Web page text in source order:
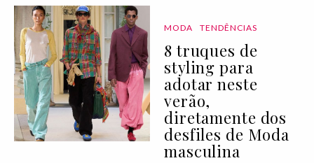
MODA TENDÊNCIAS
8 truques de
styling para
adotar neste
verão,
diretamente dos
desfiles de Moda
masculina